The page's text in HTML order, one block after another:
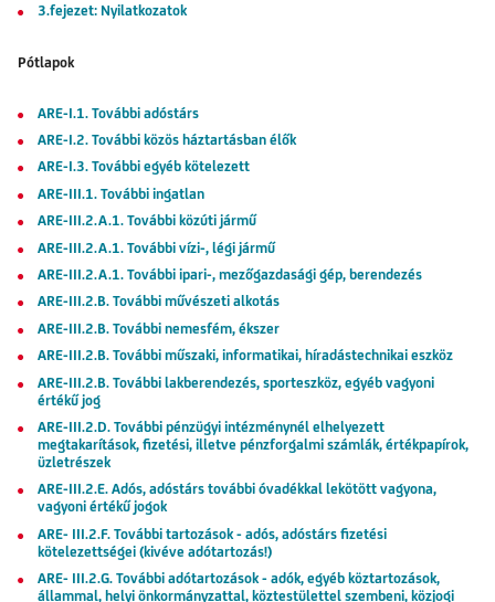
3.fejezet: Nyilatkozatok
Pótlapok
ARE-I.1. További adóstárs
ARE-I.2. További közös háztartásban élők
ARE-I.3. További egyéb kötelezett
ARE-III.1. További ingatlan
ARE-III.2.A.1. További közúti jármű
ARE-III.2.A.1. További vízi-, légi jármű
ARE-III.2.A.1. További ipari-, mezőgazdasági gép, berendezés
ARE-III.2.B. További művészeti alkotás
ARE-III.2.B. További nemesfém, ékszer
ARE-III.2.B. További műszaki, informatikai, híradástechnikai eszköz
ARE-III.2.B. További lakberendezés, sporteszköz, egyéb vagyoni
értékű jog
ARE-III.2.D. További pénzügyi intézménynél elhelyezett
megtakarítások, fizetési, illetve pénzforgalmi számlák, értékpapírok,
üzletrészek
ARE-III.2.E. Adós, adóstárs további óvadékkal lekötött vagyona,
vagyoni értékű jogok
ARE- III.2.F. További tartozások - adós, adóstárs fizetési
kötelezettségei (kivéve adótartozás!)
ARE- III.2.G. További adótartozások - adók, egyéb köztartozások,
állammal, helyi önkormányzattal, köztestülettel szembeni, közjogi